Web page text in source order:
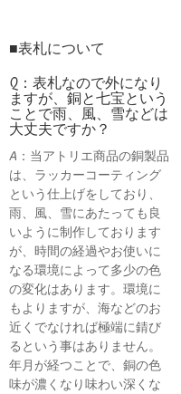
■表札について
Q：表札なので外になり
ますが、銅と七宝という
ことで雨、風、雪などは
大丈夫ですか？
A：当アトリエ商品の銅製品
は、ラッカーコーティング
という仕上げをしており、
雨、風、雪にあたっても良
いように制作しております
が、時間の経過やお使いに
なる環境によって多少の色
の変化はあります。環境に
もよりますが、海などのお
近くでなければ極端に錆び
るという事はありません。
年月が経つことで、銅の色
味が濃くなり味わい深くな